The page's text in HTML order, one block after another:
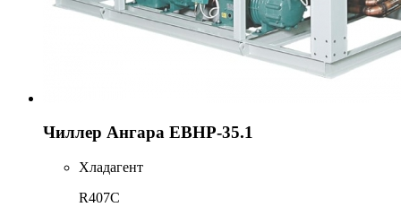
Чиллер Ангара EBHP-35.1
Хладагент
R407С